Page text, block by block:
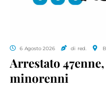
6 Agosto 2026 di red.
Arrestato
minorenni